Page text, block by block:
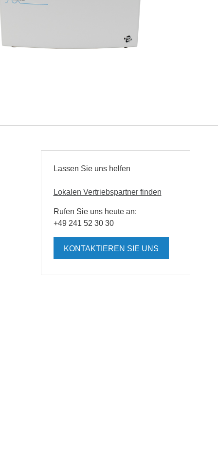
Lassen Sie uns helfen
Lokalen Vertriebspartner finden
Rufen Sie uns heute an:
+49 241 52 30 30
KONTAKTIEREN SIE UNS